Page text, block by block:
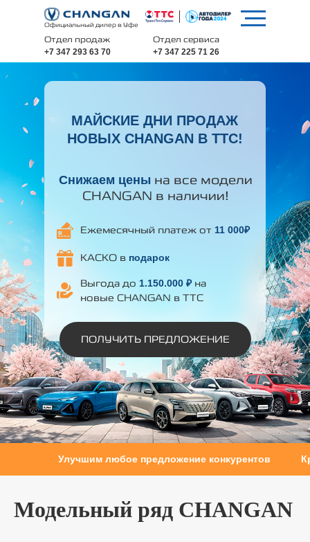
Отдел продаж
+7 347 293 63 70
+7 347 225 71 26
Отдел сервиса
Официальный дилер в Уфе
ПОЛУЧИТЬ ПРЕДЛОЖЕНИЕ
МАЙСКИЕ ДНИ ПРОДАЖ
НОВЫХ CHANGAN В ТТС!
Снижаем цены на все модели
CHANGAN в наличии!
Ежемесячный платеж от 11 000₽
КАСКО в подарок
Выгода до 1.150.000 ₽ на
новые CHANGAN в ТТС
Улучшим любое предложение конкурентов
Модельный ряд CHANGAN